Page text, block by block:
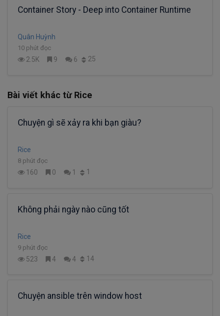
Container Story - Deep into Container Runtime
Quân Huỳnh
10 phút đọc
2.5K 9 6 25
Bài viết khác từ Rice
Chuyện gì sẽ xảy ra khi bạn giàu?
Rice
8 phút đọc
160 0 1 1
Không phải ngày nào cũng tốt
Rice
9 phút đọc
523 4 4 14
Chuyện ansible trên window host